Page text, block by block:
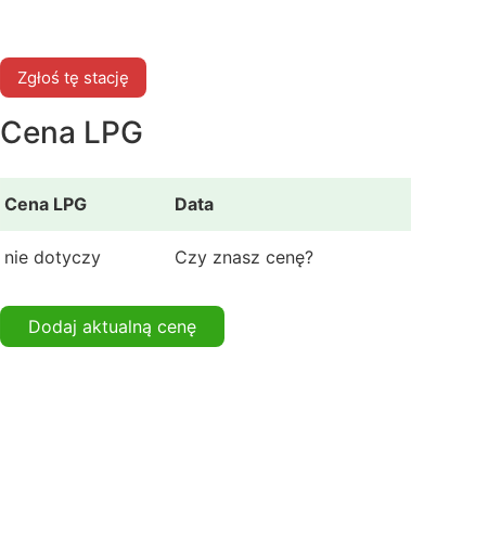
Zgłoś tę stację
Cena LPG
Cena LPG Data
nie dotyczy Czy znasz cenę?
Dodaj aktualną cenę